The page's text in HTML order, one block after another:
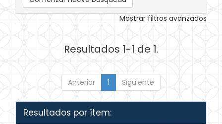
Mostrar filtros avanzados
Resultados 1-1 de 1.
Anterior 1 Siguiente
Resultados por ítem: